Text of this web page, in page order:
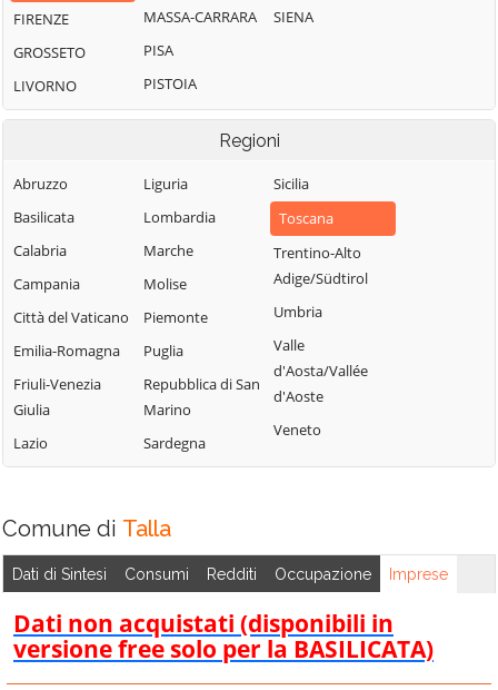
Castiglion
Fibocchi
Castiglion
Fiorentino
Chiana
Monte San
Montemignaio
FIRENZE
GROSSETO
LIVORNO
MASSA-CARRARA
PISA
PISTOIA
SIENA
Regioni
Abruzzo
Basilicata
Calabria
Campania
Città del Vaticano
Emilia-Romagna
Friuli-Venezia
Giulia
Lazio
Liguria
Lombardia
Marche
Molise
Piemonte
Puglia
Repubblica di San
Marino
Sardegna
Sicilia
Toscana
Trentino-Alto
Adige/Südtirol
Umbria
Valle
d'Aosta/Vallée
d'Aoste
Veneto
Comune di Talla
Dati di Sintesi Consumi Redditi Occupazione Imprese
Dati non acquistati (disponibili in
versione free solo per la BASILICATA)